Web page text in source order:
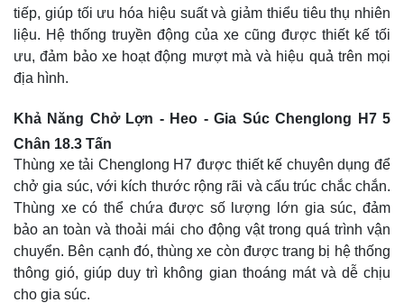
tiếp, giúp tối ưu hóa hiệu suất và giảm thiểu tiêu thụ nhiên
liệu. Hệ thống truyền động của xe cũng được thiết kế tối
ưu, đảm bảo xe hoạt động mượt mà và hiệu quả trên mọi
địa hình.
Khả Năng Chở Lợn - Heo - Gia SúcChenglong H7 5
Chân 18.3 Tấn
Thùng xe tải Chenglong H7 được thiết kế chuyên dụng để
chở gia súc, với kích thước rộng rãi và cấu trúc chắc chắn.
Thùng xe có thể chứa được số lượng lớn gia súc, đảm
bảo an toàn và thoải mái cho động vật trong quá trình vận
chuyển. Bên cạnh đó, thùng xe còn được trang bị hệ thống
thông gió, giúp duy trì không gian thoáng mát và dễ chịu
cho gia súc.